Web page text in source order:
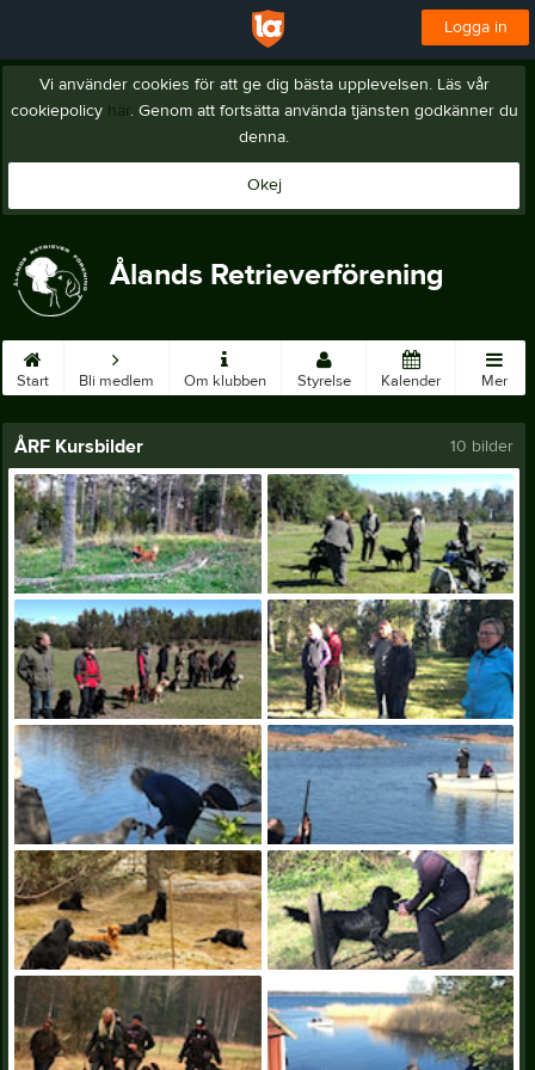
Logga in
Vi använder cookies för att ge dig bästa upplevelsen. Läs vår
cookiepolicy här. Genom att fortsätta använda tjänsten godkänner du
denna.
Okej
Ålands Retrieverförening
Start Bli medlem Om klubben Styrelse Kalender Mer
ÅRF Kursbilder 10 bilder